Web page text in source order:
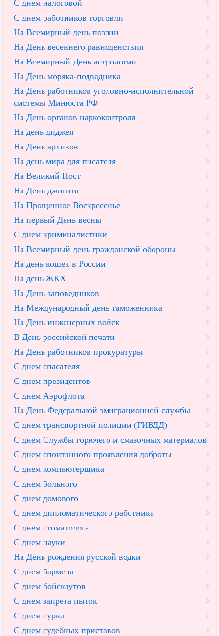
С днем налоговой
С днем работников торговли
На Всемирный день поэзии
На День весеннего равноденствия
На Всемирный День астрологии
На День моряка-подводника
На День работников уголовно-исполнительной
системы Минюста РФ
На День органов наркоконтроля
На день диджея
На День архивов
На день мира для писателя
На Великий Пост
На День джигита
На Прощенное Воскресенье
На первый День весны
С днем криминалистики
На Всемирный день гражданской обороны
На день кошек в России
На день ЖКХ
На День заповедников
На Международный день таможенника
На День инженерных войск
В День российской печати
На День работников прокуратуры
С днем спасателя
С днем президентов
С днем Аэрофлота
На День Федеральной эмиграционной службы
С днем транспортной полиции (ГИБДД)
С днем Службы горючего и смазочных материалов
С днем спонтанного проявления доброты
С днем компьютерщика
С днем больного
С днем домового
С днем дипломатического работника
С днем стоматолога
С днем науки
На День рождения русской водки
С днем бармена
С днем бойскаутов
С днем запрета пыток
С днем сурка
С днем судебных приставов